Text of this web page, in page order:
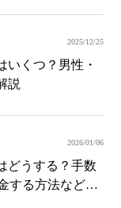
2025/12/25
いくつ？男性・
説
2026/01/06
どうする？手数
する方法など紹